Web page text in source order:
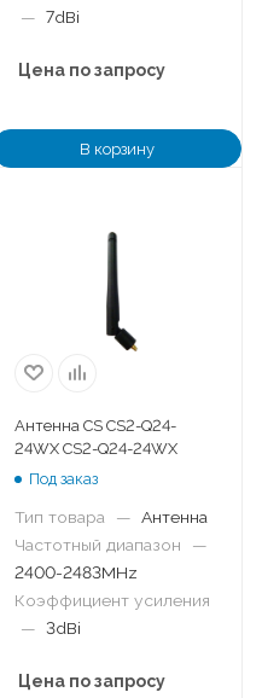
— 7dBi
Цена по запросу
В корзину
Антенна CS CS2-Q24-
24WX CS2-Q24-24WX
Под заказ
Тип товара — Антенна
Частотный диапазон
—
2400-2483MHz
Коэффициент усиления
— 3dBi
Цена по запросу